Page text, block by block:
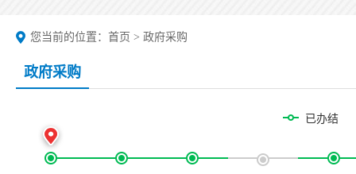
您当前的位置： 首页 > 政府采购
政府采购
已办结